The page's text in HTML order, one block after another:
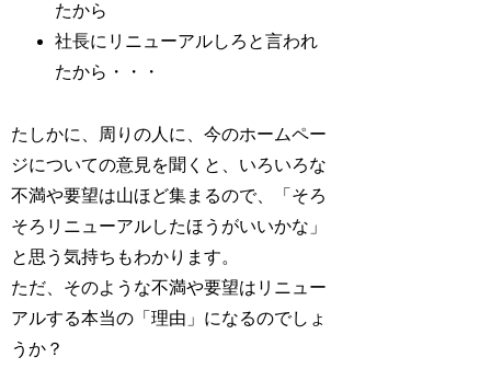
たから
社長にリニューアルしろと言われ
たから・・・
たしかに、周りの人に、今のホームペー
ジについての意見を聞くと、いろいろな
不満や要望は山ほど集まるので、「そろ
そろリニューアルしたほうがいいかな」
と思う気持ちもわかります。
ただ、 そのような不満や要望はリニュー
アルする本当の「理由」になるのでしょ
うか？